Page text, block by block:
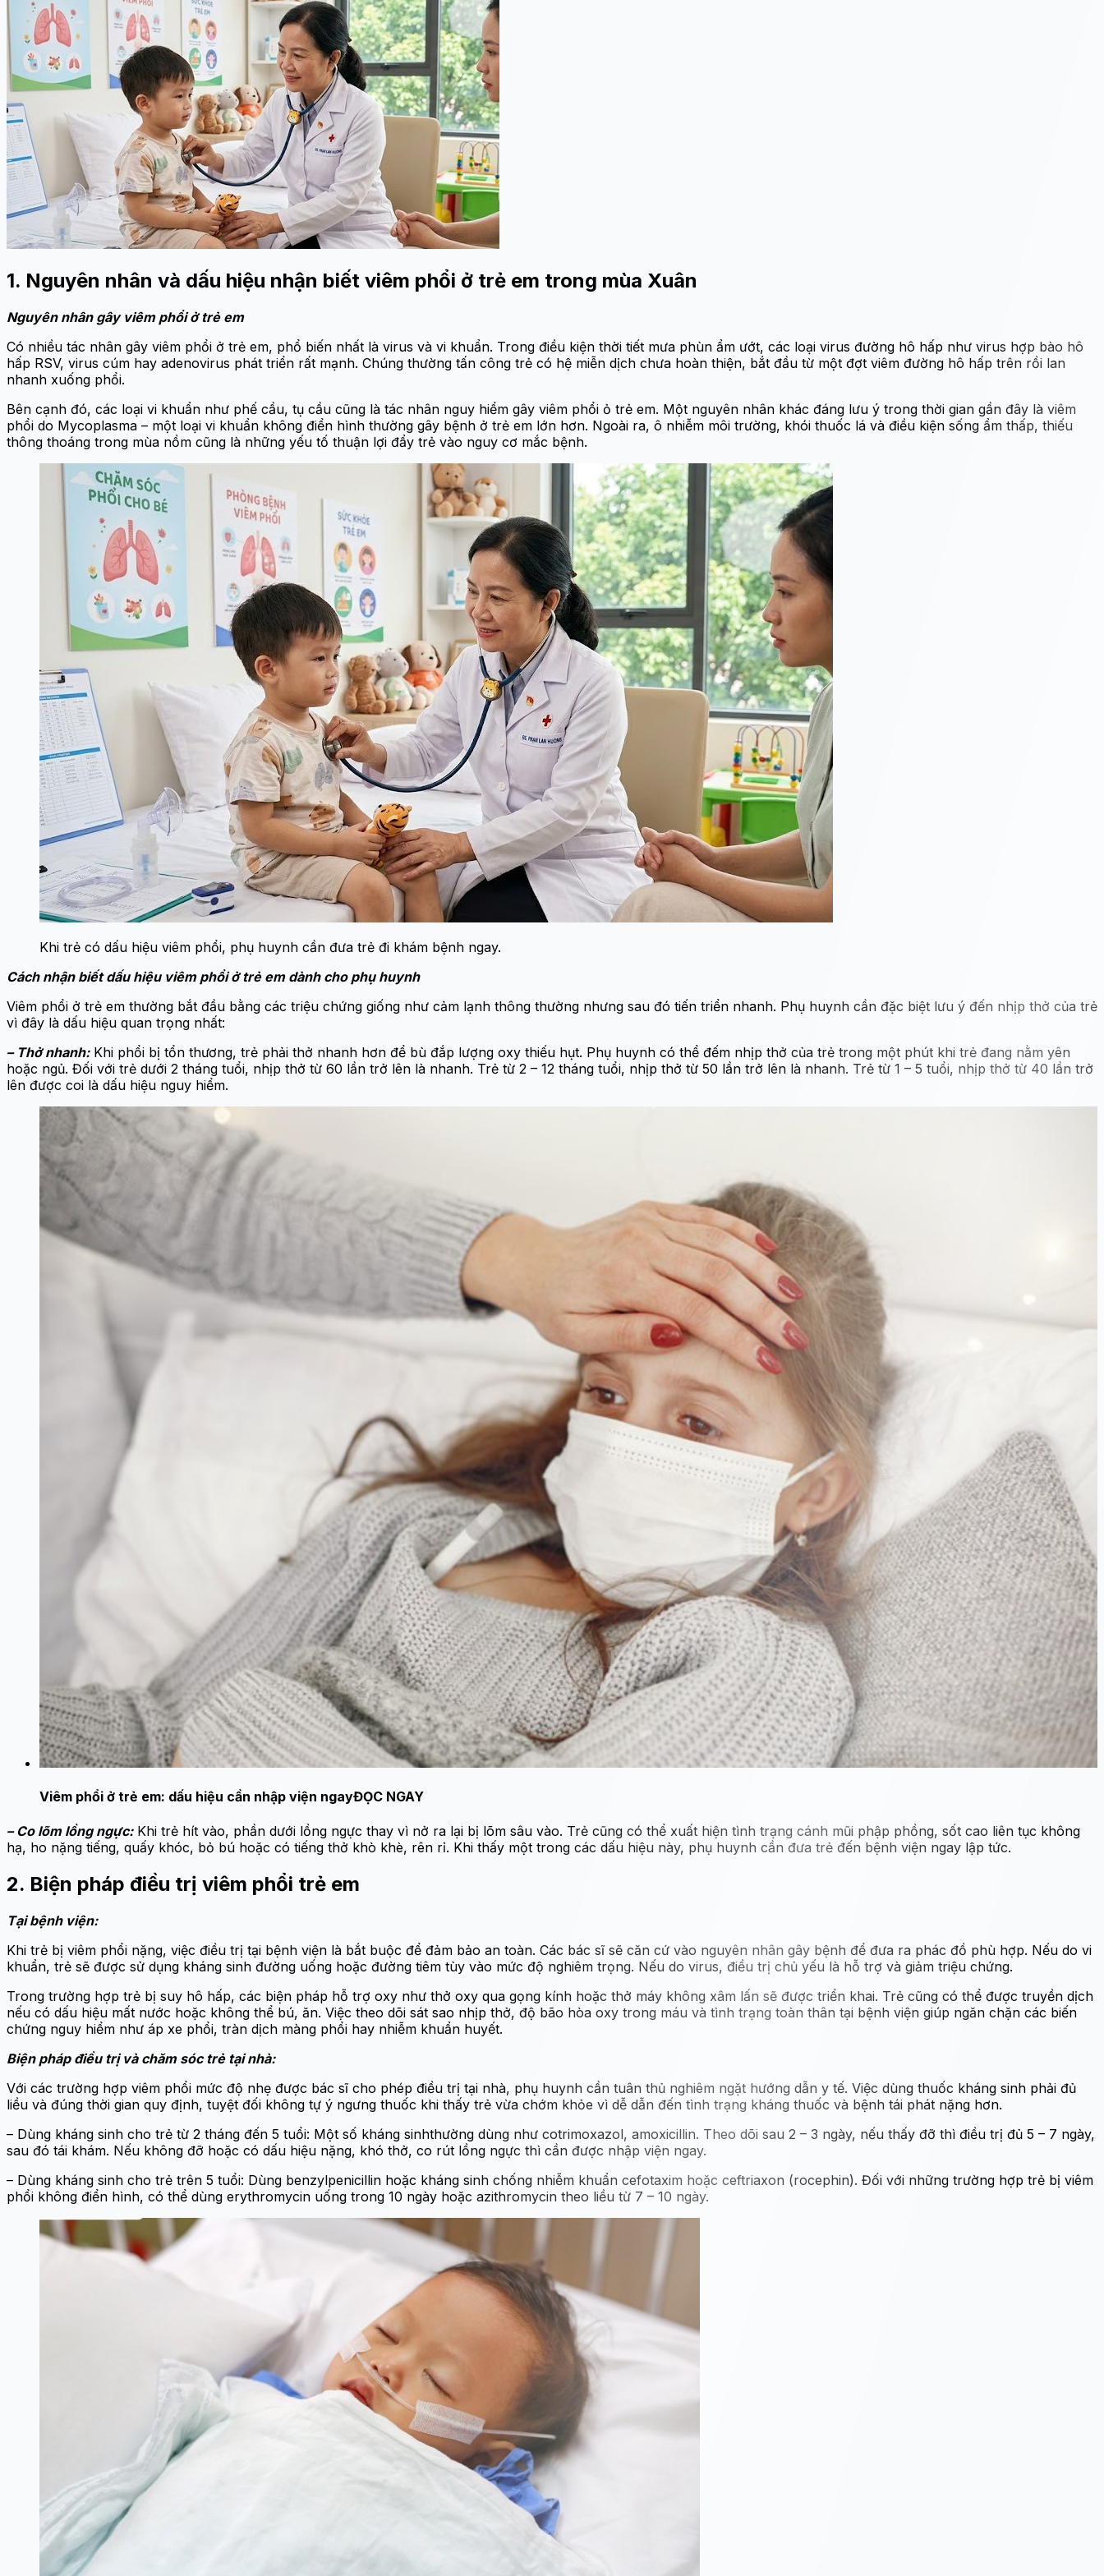
1. Nguyên nhân và dấu hiệu nhận biết viêm phổi ở trẻ em trong mùa Xuân
Nguyên nhân gây viêm phổi ở trẻ em
Có nhiều tác nhân gây viêm phổi ở trẻ em, phổ biến nhất là virus và vi khuẩn. Trong điều kiện thời tiết mưa phùn ẩm ướt, các loại virus đường hô hấp như virus hợp bào hô
hấp RSV, virus cúm hay adenovirus phát triển rất mạnh. Chúng thường tấn công trẻ có hệ miễn dịch chưa hoàn thiện, bắt đầu từ một đợt viêm đường hô hấp trên rồi lan
nhanh xuống phổi.
Bên cạnh đó, các loại vi khuẩn như phế cầu, tụ cầu cũng là tác nhân nguy hiểm gây viêm phổi ỏ trẻ em. Một nguyên nhân khác đáng lưu ý trong thời gian gần đây là viêm
phổi do Mycoplasma – một loại vi khuẩn không điển hình thường gây bệnh ở trẻ em lớn hơn. Ngoài ra, ô nhiễm môi trường, khói thuốc lá và điều kiện sống ẩm thấp, thiếu
thông thoáng trong mùa nồm cũng là những yếu tố thuận lợi đẩy trẻ vào nguy cơ mắc bệnh.
Khi trẻ có dấu hiệu viêm phổi, phụ huynh cần đưa trẻ đi khám bệnh ngay.
Cách nhận biết dấu hiệu viêm phổi ở trẻ em dành cho phụ huynh
Viêm phổi ở trẻ em thường bắt đầu bằng các triệu chứng giống như cảm lạnh thông thường nhưng sau đó tiến triển nhanh. Phụ huynh cần đặc biệt lưu ý đến nhịp thở của trẻ
vì đây là dấu hiệu quan trọng nhất:
– Thở nhanh:Khi phổi bị tổn thương, trẻ phải thở nhanh hơn để bù đắp lượng oxy thiếu hụt. Phụ huynh có thể đếm nhịp thở của trẻ trong một phút khi trẻ đang nằm yên
hoặc ngủ. Đối với trẻ dưới 2 tháng tuổi, nhịp thở từ 60 lần trở lên là nhanh. Trẻ từ 2 – 12 tháng tuổi, nhịp thở từ 50 lần trở lên là nhanh. Trẻ từ 1 – 5 tuổi, nhịp thở từ 40 lần trở
lên được coi là dấu hiệu nguy hiểm.
Viêm phổi ở trẻ em: dấu hiệu cần nhập viện ngayĐỌC NGAY
– Co lõm lồng ngực:Khi trẻ hít vào, phần dưới lồng ngực thay vì nở ra lại bị lõm sâu vào. Trẻ cũng có thể xuất hiện tình trạng cánh mũi phập phồng, sốt cao liên tục không
hạ, ho nặng tiếng, quấy khóc, bỏ bú hoặc có tiếng thở khò khè, rên rỉ. Khi thấy một trong các dấu hiệu này, phụ huynh cần đưa trẻ đến bệnh viện ngay lập tức.
2. Biện pháp điều trị viêm phổi trẻ em
Tại bệnh viện:
Khi trẻ bị viêm phổi nặng, việc điều trị tại bệnh viện là bắt buộc để đảm bảo an toàn. Các bác sĩ sẽ căn cứ vào nguyên nhân gây bệnh để đưa ra phác đồ phù hợp. Nếu do vi
khuẩn, trẻ sẽ được sử dụng kháng sinh đường uống hoặc đường tiêm tùy vào mức độ nghiêm trọng. Nếu do virus, điều trị chủ yếu là hỗ trợ và giảm triệu chứng.
Trong trường hợp trẻ bị suy hô hấp, các biện pháp hỗ trợ oxy như thở oxy qua gọng kính hoặc thở máy không xâm lấn sẽ được triển khai. Trẻ cũng có thể được truyền dịch
nếu có dấu hiệu mất nước hoặc không thể bú, ăn. Việc theo dõi sát sao nhịp thở, độ bão hòa oxy trong máu và tình trạng toàn thân tại bệnh viện giúp ngăn chặn các biến
chứng nguy hiểm như áp xe phổi, tràn dịch màng phổi hay nhiễm khuẩn huyết.
Biện pháp điều trị và chăm sóc trẻ tại nhà:
Với các trường hợp viêm phổi mức độ nhẹ được bác sĩ cho phép điều trị tại nhà, phụ huynh cần tuân thủ nghiêm ngặt hướng dẫn y tế. Việc dùng thuốc kháng sinh phải đủ
liều và đúng thời gian quy định, tuyệt đối không tự ý ngưng thuốc khi thấy trẻ vừa chớm khỏe vì dễ dẫn đến tình trạng kháng thuốc và bệnh tái phát nặng hơn.
– Dùng kháng sinh cho trẻ từ 2 tháng đến 5 tuổi: Một số kháng sinhthường dùng như cotrimoxazol, amoxicillin. Theo dõi sau 2 – 3 ngày, nếu thấy đỡ thì điều trị đủ 5 – 7 ngày,
sau đó tái khám. Nếu không đỡ hoặc có dấu hiệu nặng, khó thở, co rút lồng ngực thì cần được nhập viện ngay.
– Dùng kháng sinh cho trẻ trên 5 tuổi: Dùng benzylpenicillin hoặc kháng sinh chống nhiễm khuẩn cefotaxim hoặc ceftriaxon (rocephin). Đối với những trường hợp trẻ bị viêm
phổi không điển hình, có thể dùng erythromycin uống trong 10 ngày hoặc azithromycin theo liều từ 7 – 10 ngày.